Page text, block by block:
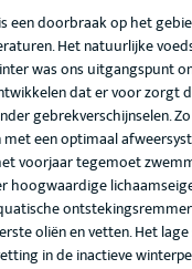
een doorbraak op het
Het natuurlijke
was ons uitgangspunt
dat er voor zorgt
gebrekverschijnselen.
een optimaal
voorjaar tegemoet
hoogwaardige
ontstekingsremmer
oliën en vetten. Het
in de inactieve